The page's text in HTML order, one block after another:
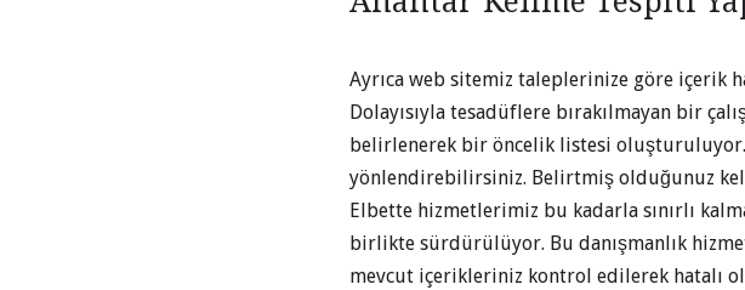
Ayrıca web sitemiz taleplerinize göre içerik
Dolayısıyla tesadüflere bırakılmayan bir
belirlenerek bir öncelik listesi
yönlendirebilirsiniz. Belirtmiş olduğunuz
Elbette hizmetlerimiz bu kadarla sınırlı
birlikte sürdürülüyor. Bu danışmanlık
mevcut içerikleriniz kontrol edilerek hatalı